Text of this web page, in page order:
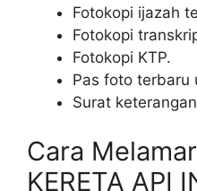
Fotokopi ijazah
Fotokopi
Fotokopi KTP.
Pas foto terbaru
Surat
Cara
KERETA API